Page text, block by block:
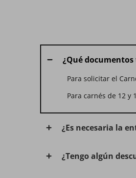
¿Qué
Para solicitar el
Para carnés de 12 y
¿Es necesaria la
¿Tengo algún